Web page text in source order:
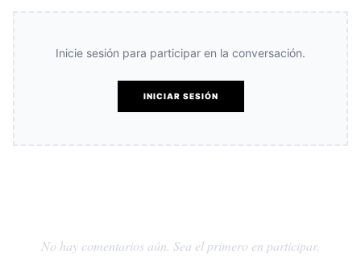
Inicie sesión para participar en la conversación.
INICIAR SESIÓN
No hay comentarios aún. Sea el primero en participar.